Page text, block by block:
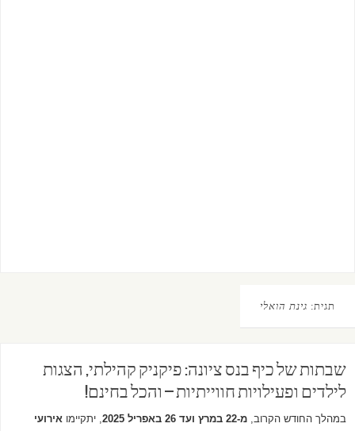
תגית: גינת הואלי
שבתות של כיף בנס ציונה: פיקניק קהילתי, הצגות
לילדים ופעילויות חווייתיות – והכל בחינם!
במהלך החודש הקרוב, מ-22 במרץ ועד 26 באפריל 2025 , יתקיימו אירועי